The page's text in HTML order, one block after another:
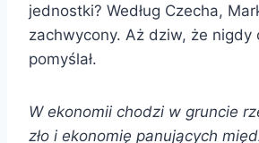
jednostki? Według Czecha,
zachwycony. Aż dziw, że nigdy
pomyślał.
W ekonomii chodzi w gruncie
zło i ekonomię panujących